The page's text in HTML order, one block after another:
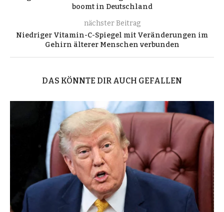
boomt in Deutschland
nächster Beitrag
Niedriger Vitamin-C-Spiegel mit Veränderungen im
Gehirn älterer Menschen verbunden
DAS KÖNNTE DIR AUCH GEFALLEN